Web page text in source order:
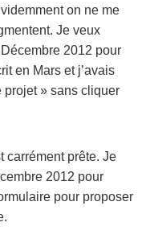
on ne me
Je veux
2012 pour
en Mars et j’avais
projet » sans cliquer
carrément prête. Je
2012 pour
pour proposer